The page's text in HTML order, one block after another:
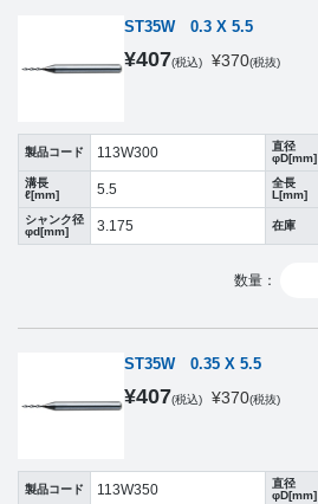
ST35W 0.3 X 5.5
¥407(税込) ¥370(税抜)
製品コード 113W300
直径
φD[mm]
溝長
ℓ[mm]
5.5
全長
L[mm]
シャンク径
φd[mm]
3.175 在庫
数量：
ST35W 0.35 X 5.5
¥407(税込) ¥370(税抜)
製品コード 113W350
直径
φD[mm]